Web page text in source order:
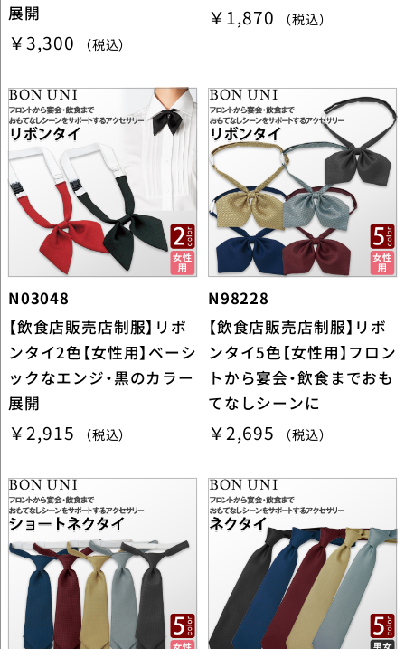
展開
￥3,300 （税込）
￥1,870 （税込）
N03048
【飲食店販売店制服】リボ
ンタイ2色【女性用】ベーシ
ックなエンジ・黒のカラー
展開
￥2,915 （税込）
N98228
【飲食店販売店制服】リボ
ンタイ5色【女性用】フロン
トから宴会・飲食までおも
てなしシーンに
￥2,695 （税込）